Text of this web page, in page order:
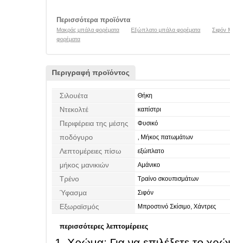
Περισσότερα προϊόντα
Μακράς μπάλα φορέματα Εξώπλατο μπάλα φορέματα
Σιφόν
φορέματα
Περιγραφή προϊόντος
Σιλουέτα Θήκη
Ντεκολτέ καπίστρι
Περιφέρεια της μέσης Φυσικό
ποδόγυρο , Μήκος πατωμάτων
Λεπτομέρειες πίσω εξώπλατο
μήκος μανικιών Αμάνικο
Τρένο Τραίνο σκουπισμάτων
Ύφασμα Σιφόν
Εξωραϊσμός Μπροστινό Σκίσιμο, Χάντρες
περισσότερες λεπτομέρειες